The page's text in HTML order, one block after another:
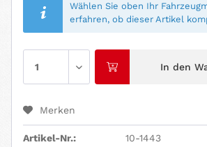
Wählen Sie oben Ihr
erfahren, ob dieser Artikel
In den
Merken
Artikel-Nr.:
10-1443